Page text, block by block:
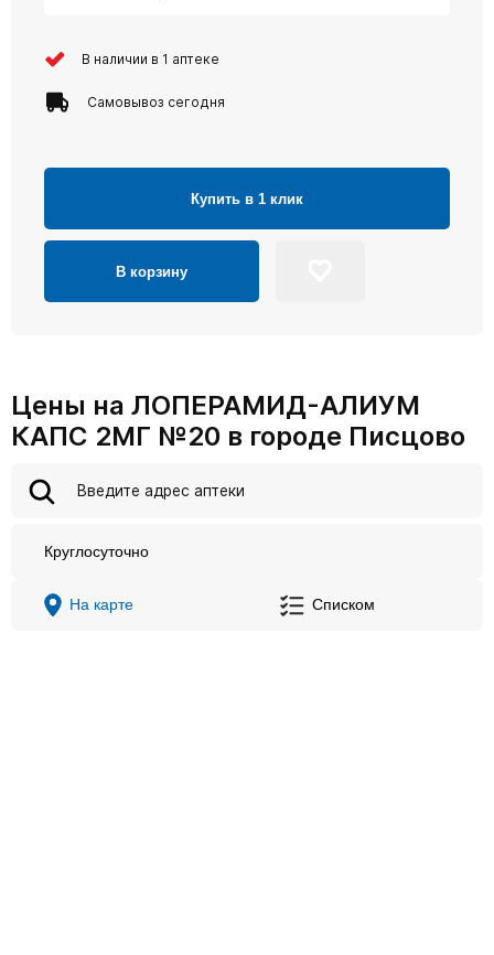
В наличии в 1 аптеке
Самовывоз сегодня
Купить в 1 клик
В корзину
Цены на ЛОПЕРАМИД-АЛИУМ
КАПС 2МГ №20 в городе Писцово
Круглосуточно
На карте Списком